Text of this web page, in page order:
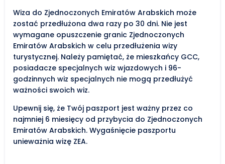
Wiza do Zjednoczonych Emiratów Arabskich może
zostać przedłużona dwa razy po 30 dni. Nie jest
wymagane opuszczenie granic Zjednoczonych
Emiratów Arabskich w celu przedłużenia wizy
turystycznej. Należy pamiętać, że mieszkańcy GCC,
posiadacze specjalnych wiz wjazdowych i 96-
godzinnych wiz specjalnych nie mogą przedłużyć
ważności swoich wiz.
Upewnij się, że Twój paszport jest ważny przez co
najmniej 6 miesięcy od przybycia do Zjednoczonych
Emiratów Arabskich. Wygaśnięcie paszportu
unieważnia wizę ZEA.